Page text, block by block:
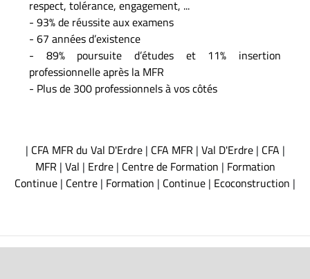
respect, tolérance, engagement, ...
- 93% de réussite aux examens
- 67 années d’existence
- 89% poursuite d’études et 11% insertion
professionnelle après la MFR
- Plus de 300 professionnels à vos côtés
| CFA MFR du Val D'Erdre| CFA MFR | Val D'Erdre| CFA |
MFR | Val | Erdre| Centre de Formation | Formation
Continue | Centre | Formation | Continue | Ecoconstruction |